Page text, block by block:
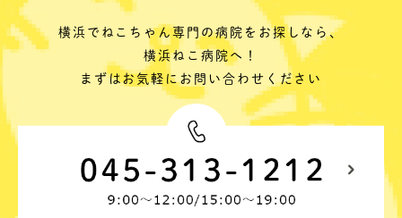
横浜でねこちゃん専門の病院をお探しなら、
横浜ねこ病院へ！
まずはお気軽にお問い合わせください